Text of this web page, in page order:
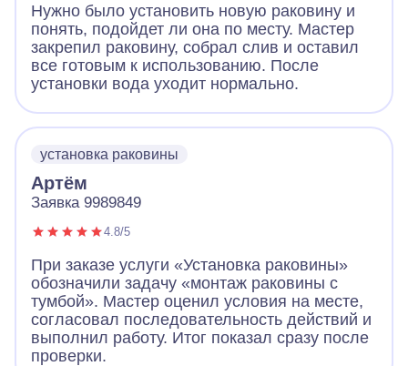
Нужно было установить новую раковину и
понять, подойдет ли она по месту. Мастер
закрепил раковину, собрал слив и оставил
все готовым к использованию. После
установки вода уходит нормально.
установка раковины
Артём
Заявка 9989849
4.8/5
При заказе услуги «Установка раковины»
обозначили задачу «монтаж раковины с
тумбой». Мастер оценил условия на месте,
согласовал последовательность действий и
выполнил работу. Итог показал сразу после
проверки.